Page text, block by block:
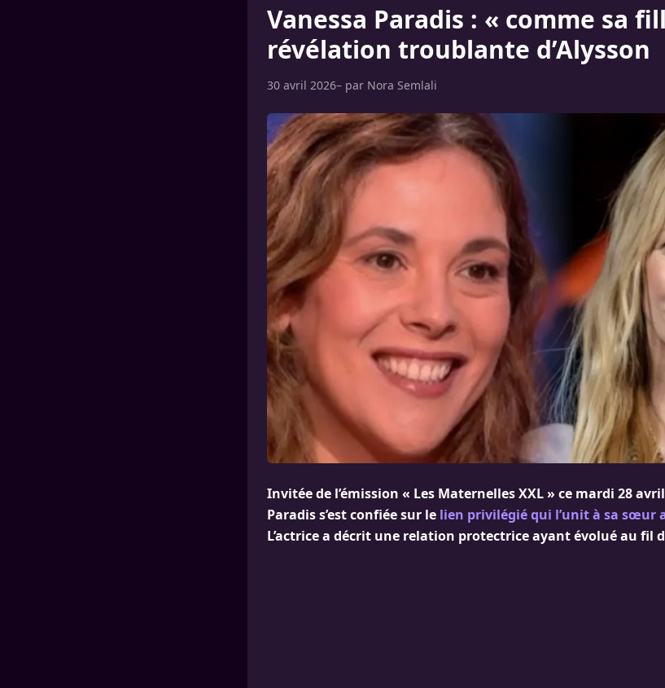
Vanessa Paradis : « comme sa
révélation troublante d’Alysson
30 avril 2026– par Nora Semlali
Invitée de l’émission « Les Maternelles XXL » ce mardi 28
Paradis s’est confiée sur le lien privilégié qui l’unit à sa sœur
L’actrice a décrit une relation protectrice ayant évolué au fil